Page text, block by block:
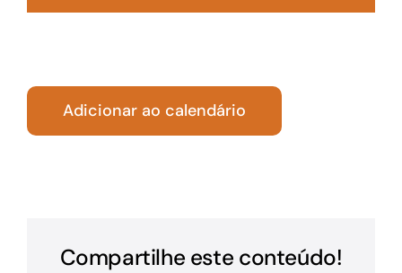
Adicionar ao calendário
Compartilhe este conteúdo!